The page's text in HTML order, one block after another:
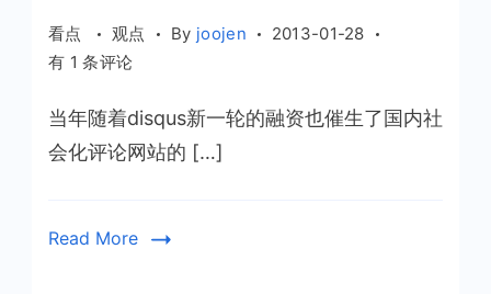
看点 观点 By joojen
2013-01-28
社
化
评
新
有 1 条评论
当年随着disqus新一轮的融资也催生了国内社
会化评论网站的 […]
Read More